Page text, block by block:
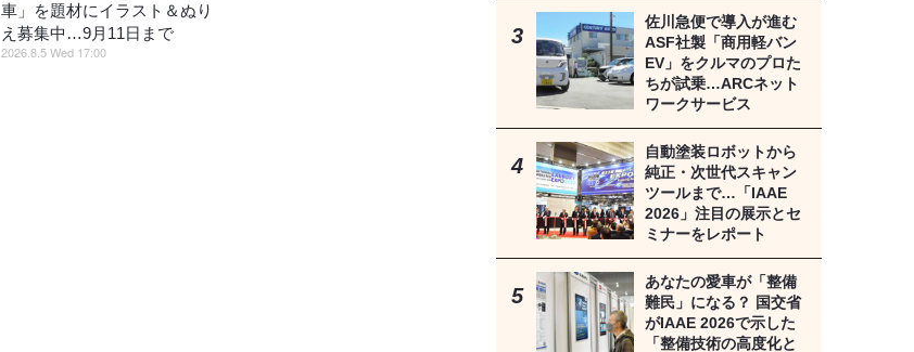
車」を題材にイラスト＆ぬり
え募集中…9月11日まで
2026.8.5 Wed 17:00
佐川急便で導入が進む
ASF社製「商用軽バン
EV」をクルマのプロた
ちが試乗…ARCネット
ワークサービス
自動塗装ロボットから
純正・次世代スキャン
ツールまで…「IAAE
2026」注目の展示とセ
ミナーをレポート
あなたの愛車が「整備
難民」になる？ 国交省
がIAAE 2026で示した
「整備技術の高度化と